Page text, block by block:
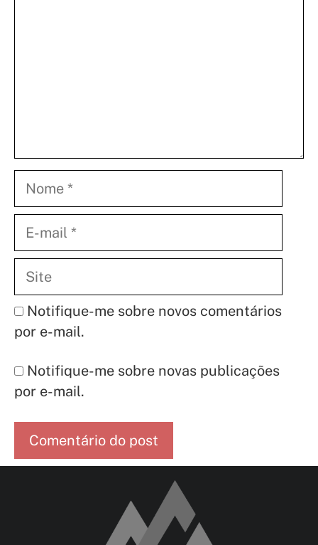
mail
Notifique-me sobre novos comentários
por e-mail.
Notifique-me sobre novas publicações
por e-mail.